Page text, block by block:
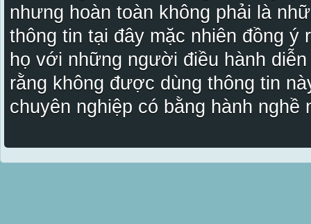
nhưng hoàn toàn không phải là
thông tin tại đây mặc nhiên đồng ý
họ với những người điều hành
rằng không được dùng thông tin
chuyên nghiệp có bằng hành